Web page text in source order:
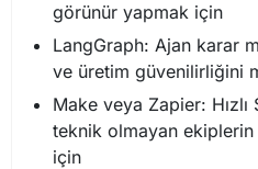
görünür yapmak için
LangGraph: Ajan karar
ve üretim güvenilirliğini
Make veya Zapier:
teknik olmayan ekiplerin
için